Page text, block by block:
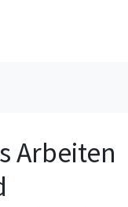
Arbeiten